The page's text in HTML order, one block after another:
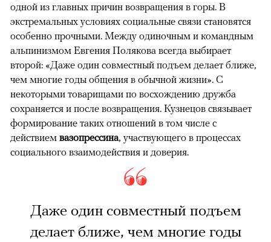
одной из главных причин возвращения в горы. В
экстремальных условиях социальные связи становятся
особенно прочными. Между одиночным и командным
альпинизмом Евгения Полякова всегда выбирает
второй: «Даже один совместный подъем делает ближе,
чем многие годы общения в обычной жизни». С
некоторыми товарищами по восхождению дружба
сохраняется и после возвращения. Кузнецов связывает
формирование таких отношений в том числе с
действием вазопрессина, участвующего в процессах
социального взаимодействия и доверия.
Даже один совместный подъем
делает ближе, чем многие годы